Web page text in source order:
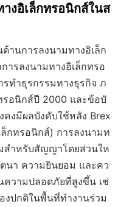
งอิเล็กทรอนิกส์ในส
านการลงนามทางอิเล็ก
ารลงนามทางอิเล็กทรอ
ทำธุรกรรมทางธุรกิจ ภ
รอนิกส์ปี 2000 และข้อบั
คงมีผลบังคับใช้หลัง Brex
กทรอนิกส์) การลงนามท
สำหรับสัญญาโดยส่วนให
นา ความยินยอม และคว
วามปลอดภัยที่สูงขึ้น เช่
งปกติในพื้นที่ทำงานร่วม